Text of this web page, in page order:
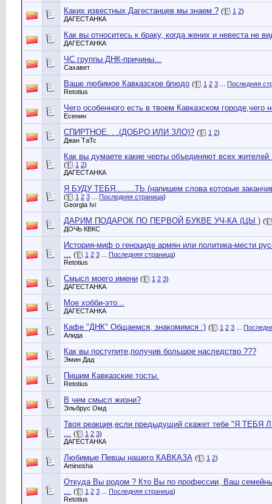
Каких известных Дагестанцев мы знаем ? ( 1 2)
ДАГЕСТАНКА
Как вы относитесь к браку, когда жених и невеста не
ДАГЕСТАНКА
ЧС группы ДНК-причины...
Сахавет
Ваше любимое Кавказское блюдо ( 1 2 3
Последняя
Retotius
Чего особенного есть в твоем Кавказском городе,чего
Есенин
СПИРТНОЕ. . .(ДОБРО ИЛИ ЗЛО)? ( 1 2)
Джан ТаТс
Как вы думаете какие черты объединяют всех жителей
( 1 2)
ДАГЕСТАНКА
Я БУДУ ТЕБЯ........ТЬ (напишем слова которые
( 1 2 3 Последняя страница)
Georgia Ivi
ДАРИМ ПОДАРОК ПО ПЕРВОЙ БУКВЕ УЧ-КА (ЦЫ ) (
ДОЧЬ КВКС
История-миф о геноциде армян или политика-мести
... ( 1 2 3 Последняя страница)
Retotius
Смысл моего имени ( 1 2 3)
ДАГЕСТАНКА
Мое хобби-это...
ДАГЕСТАНКА
Кафе "ДНК" Общаемся, знакомимся :) ( 1 2 3
Алида
Как вы поступите,получив большое наследство ???
Эмин Дад
Пишим Кавказские тосты.
Retotius
В чем смысл жизни?
Эльбрус Омд
Твоя реакция,если предыдущий скажет тебе "Я ТЕБЯ
... ( 1 2 3)
ДАГЕСТАНКА
Любимые Певцы нашего КАВКАЗА ( 1 2)
Aminoshа
Откуда Вы родом ? Кто Вы по профессии, Ваш
... ( 1 2 3 Последняя страница)
Retotius